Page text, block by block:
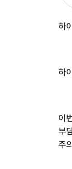
하
하
이
부
주